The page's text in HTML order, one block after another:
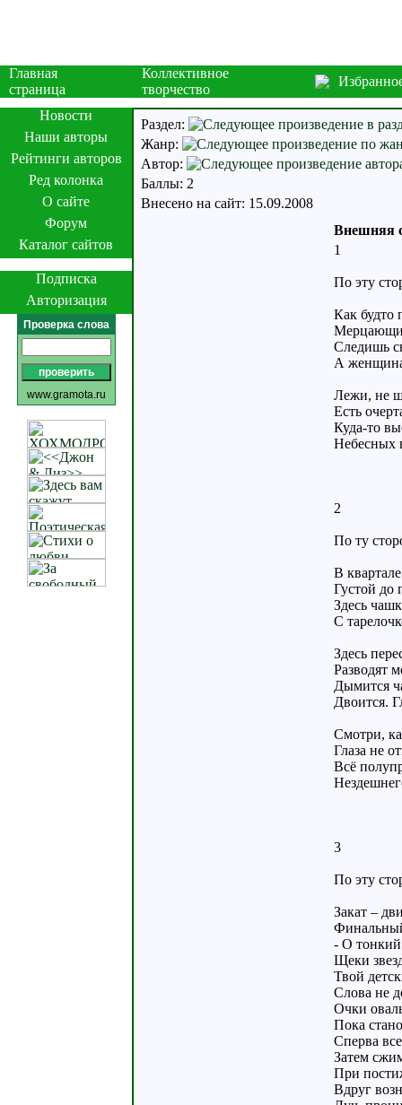
Главная
страница
Коллективное
творчество
Новости
Наши авторы
Рейтинги авторов
Ред колонка
О сайте
Форум
Каталог сайтов
Подписка
Авторизация
Проверка слова
www.gramota.ru
Раздел:
Жанр:
Автор:
Баллы: 2
Внесено на сайт: 15.09.2008
Внешняя
1
По эту
Как будто
Следишь
А женщина
Лежи, не
Есть
Куда-то
Небесных
2
По ту
В
Густой до
Здесь
С
Здесь
Разводят
Дымится
Двоится.
Смотри,
Глаза не
Всё
3
По эту
Закат –
- О тонкий
Щеки
Твой
Слова не
Очки
Пока
Сперва
Затем
При
Вдруг